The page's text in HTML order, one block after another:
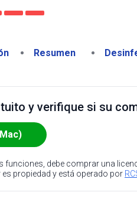
Resumen
y verifique si su
debe comprar una
propiedad y está operado por